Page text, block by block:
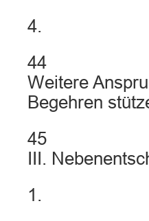
4.
44
Weitere
Begehren
45
III.
1.